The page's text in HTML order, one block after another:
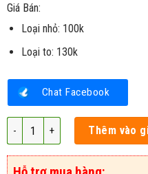
Giá Bán:
Loại nhỏ: 100k
Loại to: 130k
Chat Facebook
Nệm Dùng Trên Xe Ô Tô Dành
Thêm vào